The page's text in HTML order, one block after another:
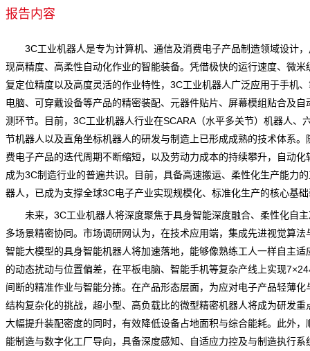
报告内容
3C工业机器人是专为计算机、通信及消费电子产品制造领域设计，
现高精度、高柔性自动化作业的智能装备。凭借极快的运行速度、微米
复定位精度以及高度灵活的作业特性，3C工业机器人广泛应用于手机
电脑、可穿戴设备等产品的精密装配、元器件贴片、屏幕模组贴合及自
测环节。目前，3C工业机器人行业在SCARA（水平多关节）机器人、
节机器人以及直角坐标机器人的研发与制造上已形成成熟的技术体系。
费电子产品的迭代周期不断缩短，以及劳动力成本的持续攀升，自动化
成为3C制造行业的普遍共识。目前，具备高速搬运、柔性化生产能力
器人，已成为支撑全球3C电子产业实现规模化、标准化生产的核心基
未来，3C工业机器人将深度聚焦于具身智能深度融合、柔性化自主
多场景精密协同。 市场调研网认为，在技术应用端，集成先进视觉算法
智能大模型的具身智能机器人将加速落地，能够像熟练工人一样自主适
的动态扰动与位置偏差，在平板电脑、智能手机等复杂产线上实现
间断的精准作业与智能分拣。在产品形态层面，为应对电子产品轻薄化
结构复杂化的挑战，超小型、高负载比的微型精密机器人将成为研发重
大幅提升装配密度的同时，有效降低设备占地面积与综合能耗。此外，
能制造与数字化工厂导向，具备深度感知、自适应力控及与制造执行系